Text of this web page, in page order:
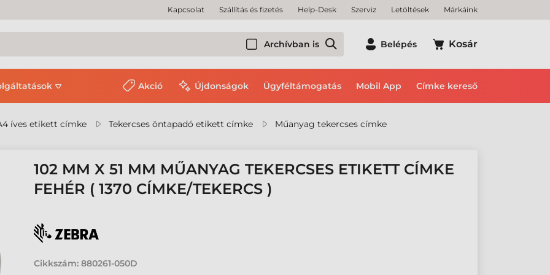
Kapcsolat Szállítás és fizetés Help-Desk Szerviz Letöltések Márkáink
Archívban is Belépés Kosár
Akció Újdonságok Ügyféltámogatás Mobil App Címke kereső
íves etikett címke Tekercses öntapadó etikett címke Műanyag tekercses címke
102 MM X 51 MM MŰANYAG TEKERCSES ETIKETT CÍMKE
FEHÉR ( 1370 CÍMKE/TEKERCS )
Cikkszám: 880261-050D